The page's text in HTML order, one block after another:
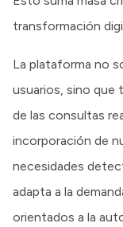
transformación
La plataforma no
usuarios, sino que
de las consultas
incorporación de
necesidades
adapta a la
orientados a la